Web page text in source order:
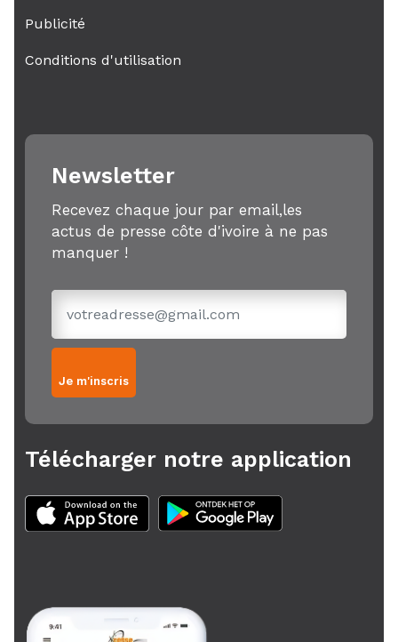
Publicité
Conditions d'utilisation
Newsletter
Recevez chaque jour par email,les
actus de presse côte d'ivoire à ne pas
manquer !
Je m'inscris
Télécharger notre application